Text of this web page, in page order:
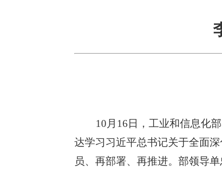
10月16日，工业和信息化
达学习习近平总书记关于全面
员、再部署、再推进。部领导